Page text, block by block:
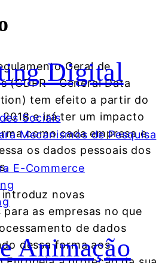
Digital
Sociais
Mecanismos de Pesquisa
E-Commerce
Animação
Geral de
(GDPR – General Data
tem efeito a partir do
e irá ter um impacto
como cada empresa e
os dados pessoais dos
novas
as empresas no que
de dados
dessa forma aos